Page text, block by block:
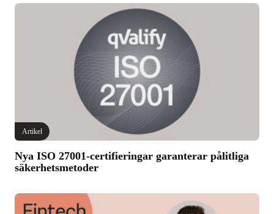
Artikel
Nya ISO 27001-certifieringar garanterar pålitliga
säkerhetsmetoder